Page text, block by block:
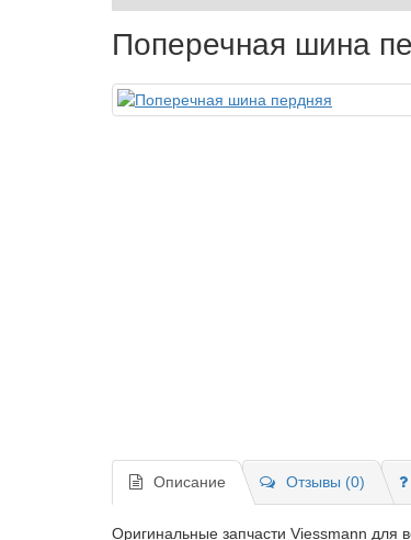
Поперечная шина
Описание Отзывы (0)
Оригинальные запчасти Viessmann для